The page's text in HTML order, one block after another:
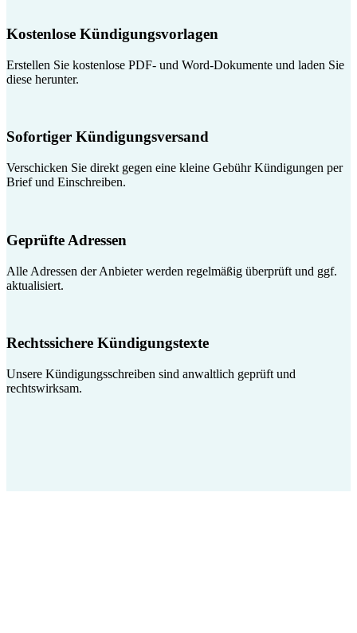
Kostenlose Kündigungsvorlagen
Erstellen Sie kostenlose PDF- und Word-Dokumente und laden Sie
diese herunter.
Sofortiger Kündigungsversand
Verschicken Sie direkt gegen eine kleine Gebühr Kündigungen per
Brief und Einschreiben.
Geprüfte Adressen
Alle Adressen der Anbieter werden regelmäßig überprüft und ggf.
aktualisiert.
Rechtssichere Kündigungstexte
Unsere Kündigungsschreiben sind anwaltlich geprüft und
rechtswirksam.